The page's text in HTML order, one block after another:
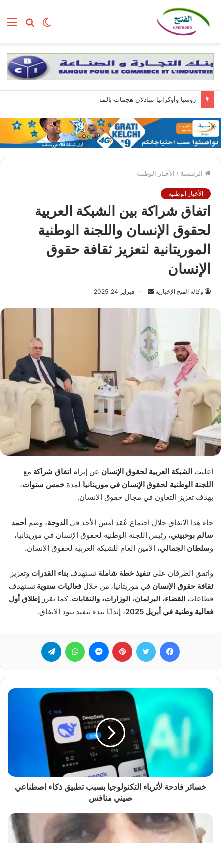
بحث الوضع
الرئيسية / الأخبار الوطنية
الأخبار الوطنية
اتفاق شراكة بين الشبكة العربية
لحقوق الإنسان واللجنة الوطنية
الموريتانية لتعزيز ثقافة حقوق
الإنسان
وكالة الفتح الإخبارية
أرسل فبراير 24, 2025
أعلنت الشبكة العربية لحقوق الإنسان عن إبرام اتفاق شراكة مع
اللجنة الوطنية لحقوق الإنسان في موريتانيا لمدة خمس سنوات،
بهدف تعزيز التعاون في مجال حقوق الإنسان.
جاء هذا الاتفاق خلال اجتماع عُقد أمس الأحد في الدوحة، وضم أحمد
سالم بوحبيني، رئيس اللجنة الوطنية لحقوق الإنسان في موريتانيا،
وسلطان الجمالي، الأمين العام للشبكة العربية لحقوق الإنسان.
واتفق الطرفان علىتنفيذ خطة شاملة تستهدف بناء القدرات وتعزيز
ثقافة حقوق الإنسان في موريتانيا، من خلال فعاليات سنوية تستهدف
قطاعات القضاء، البرلمان، الوزارات، والنقابات. كما تقرر إطلاق أول
فعالية وطنية في أبريل 2025
، إيذانًا ببدء تنفيذ بنود الاتفاق.
فيسبوك تويتر بينتيريست ماسنجر واتساب
خسائر فادحة لأثرياء التكنولوجيا بسبب تطبيق ذكاء اصطناعي
صيني منافس